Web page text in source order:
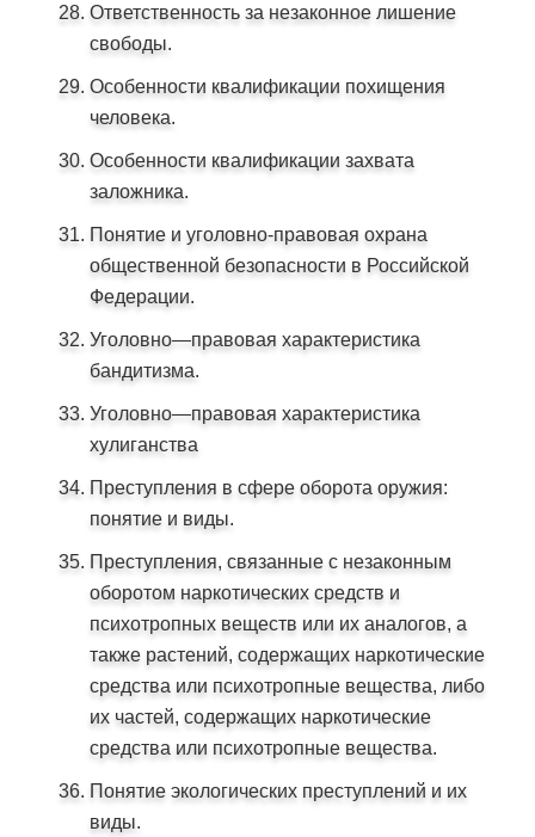
Ответственность за незаконное лишение
свободы.
Особенности квалификации похищения
человека.
Особенности квалификации захвата
заложника.
Понятие и уголовно-правовая охрана
общественной безопасности в Российской
Федерации.
Уголовно—правовая характеристика
бандитизма.
Уголовно—правовая характеристика
хулиганства
Преступления в сфере оборота оружия:
понятие и виды.
Преступления, связанные с незаконным
оборотом наркотических средств и
психотропных веществ или их аналогов, а
также растений, содержащих наркотические
средства или психотропные вещества, либо
их частей, содержащих наркотические
средства или психотропные вещества.
Понятие экологических преступлений и их
виды.